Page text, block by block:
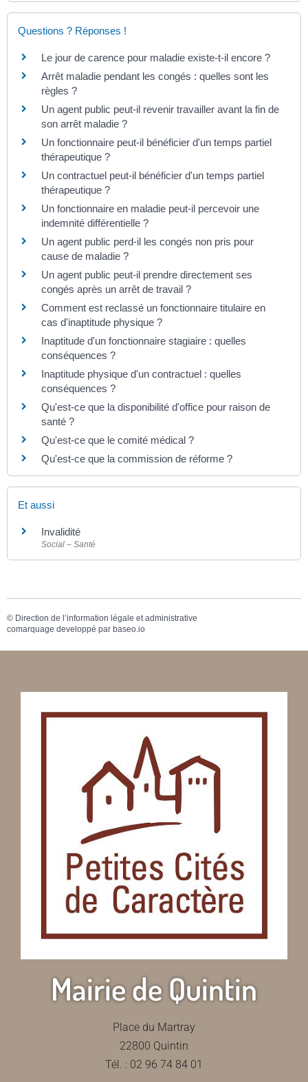
Questions ? Réponses !
Le jour de carence pour maladie existe-t-il encore ?
Arrêt maladie pendant les congés : quelles sont les
règles ?
Un agent public peut-il revenir travailler avant la fin de
son arrêt maladie ?
Un fonctionnaire peut-il bénéficier d'un temps partiel
thérapeutique ?
Un contractuel peut-il bénéficier d'un temps partiel
thérapeutique ?
Un fonctionnaire en maladie peut-il percevoir une
indemnité différentielle ?
Un agent public perd-il les congés non pris pour
cause de maladie ?
Un agent public peut-il prendre directement ses
congés après un arrêt de travail ?
Comment est reclassé un fonctionnaire titulaire en
cas d'inaptitude physique ?
Inaptitude d'un fonctionnaire stagiaire : quelles
conséquences ?
Inaptitude physique d'un contractuel : quelles
conséquences ?
Qu'est-ce que la disponibilité d'office pour raison de
santé ?
Qu'est-ce que le comité médical ?
Qu'est-ce que la commission de réforme ?
Et aussi
Invalidité
Social – Santé
© Direction de l’information légale et administrative
comarquage developpé par baseo.io
Mairie de Quintin
Place du Martray
22800 Quintin
Tél. : 02 96 74 84 01